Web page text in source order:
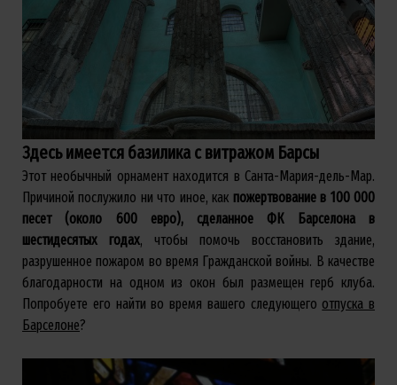
Здесь имеется базилика с витражом Барсы
Этот необычный орнамент находится в Санта-Мария-дель-Мар.
Причиной послужило ни что иное, как пожертвование в 100 000
песет (около 600 евро), сделанное ФК Барселона в
шестидесятых годах, чтобы помочь восстановить здание,
разрушенное пожаром во время Гражданской войны. В качестве
благодарности на одном из окон был размещен герб клуба.
Попробуете его найти во время вашего следующего отпуска в
Барселоне?